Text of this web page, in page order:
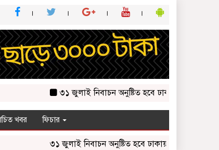
৩১ জুলাই নিবাচন অনু‌ষ্টিত হ‌বে ঢাকায় জালালাবাদ
খবর ফিচার
৩১ জুলাই নিবাচন অনু‌ষ্টিত হ‌বে ঢাকায় জালালাবাদ